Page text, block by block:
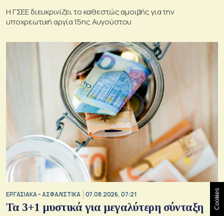
Η ΓΣΕΕ διευκρινίζει το καθεστώς αμοιβής για την
υποχρεωτική αργία 15ης Αυγούστου
ΕΡΓΑΣΙΑΚΑ – ΑΣΦΑΛΙΣΤΙΚΑ 07.08.2026, 07:21
Τα 3+1 μυστικά για μεγαλύτερη σύνταξη Cookies